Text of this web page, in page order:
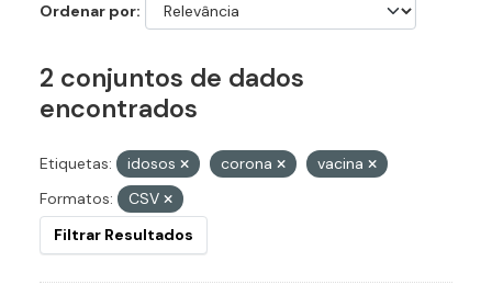
Ordenar por
2 conjuntos de dados
encontrados
Etiquetas: idosos corona
vacina
Formatos:
CSV
Filtrar Resultados